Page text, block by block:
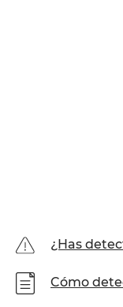
¿Has
Cómo